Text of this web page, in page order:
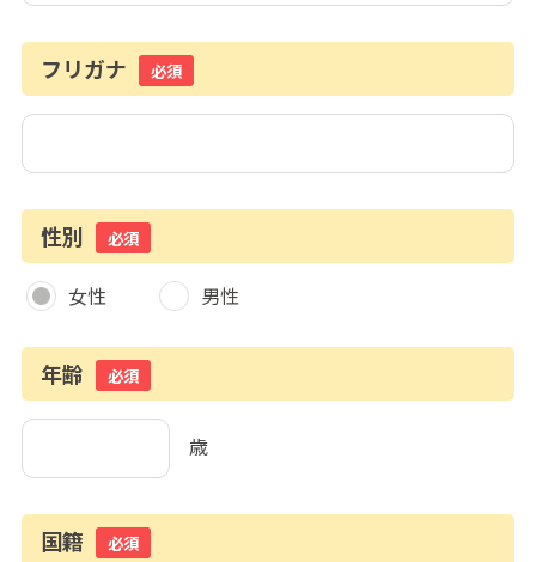
フリガナ 必須
性別 必須
女性 男性
年齢 必須
歳
国籍 必須